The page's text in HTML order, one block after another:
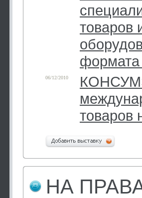
товаров
формата
06/12/2010
товаров
НА